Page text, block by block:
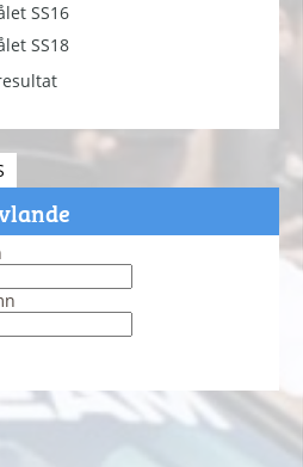
SS16
SS18